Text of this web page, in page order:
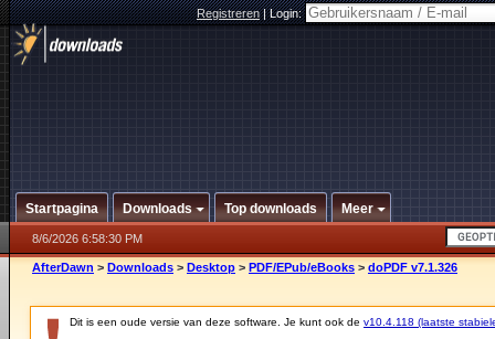
Registreren|Login:
Startpagina Downloads Top downloads Meer
8/6/2026 6:58:30 PM
AfterDawn > Downloads > Desktop > PDF/EPub/eBooks > doPDF v7.1.326
Dit is een oude versie van deze software. Je kunt ook de v10.4.118 (laatste